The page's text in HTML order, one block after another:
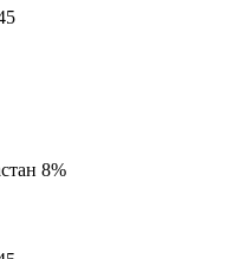
8%